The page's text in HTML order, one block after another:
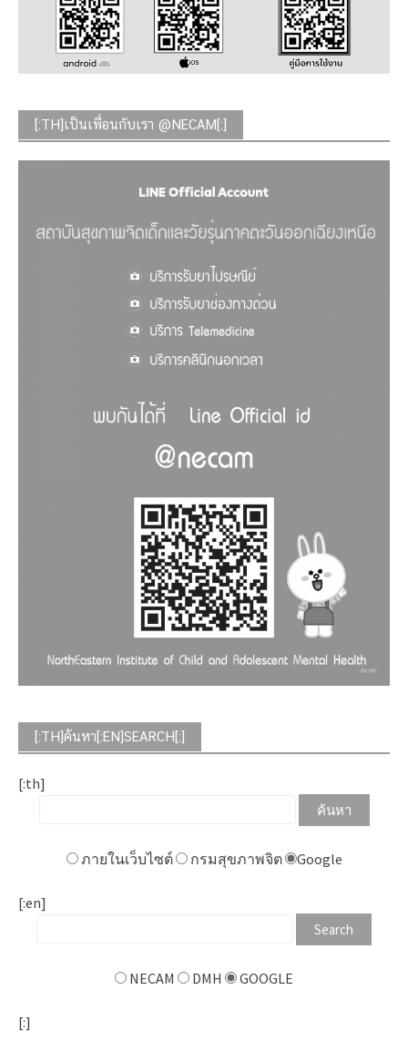
[:TH]เป็นเพื่อนกับเรา @NECAM[:]
[:TH]ค้นหา[:EN]SEARCH[:]
[:th]
ภายในเว็บไซต์ กรมสุขภาพจิต Google
[:en]
NECAM DMH GOOGLE
[:]